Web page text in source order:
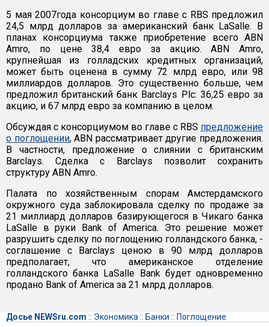
5 мая 2007года консорциум во главе с RBS предложил
24,5 млрд долларов за американский банк LaSalle. В
планах консорциума также приобретение всего ABN
Amro, по цене 38,4 евро за акцию. ABN Amro,
крупнейшая из голладских кредитных организаций,
может быть оценена в сумму 72 млрд евро, или 98
миллиардов долларов. Это существенно больше, чем
предложил британский банк Barclays Plc: 36,25 евро за
акцию, и 67 млрд евро за компанию в целом.
Обсуждая с консорциумом во главе с RBS предложение
о поглощении, ABN рассматривает другие предложения.
В частности, предложение о слиянии с британским
Barclays. Сделка с Barclays позволит сохранить
структуру ABN Amro.
Палата по хозяйственным спорам Амстердамского
окружного суда заблокировала сделку по продаже за
21 миллиард долларов базирующегося в Чикаго банка
LaSalle в руки Bank of America. Это решение может
разрушить сделку по поглощению голландского банка, -
cоглашение с Barclays ценою в 90 млрд долларов
предполагает, что американское отделение
голландского банка LaSalle Bank будет одновременно
продано Bank of America за 21 млрд долларов.
Досье NEWSru.com :: Экономика :: Банки :: Поглощение